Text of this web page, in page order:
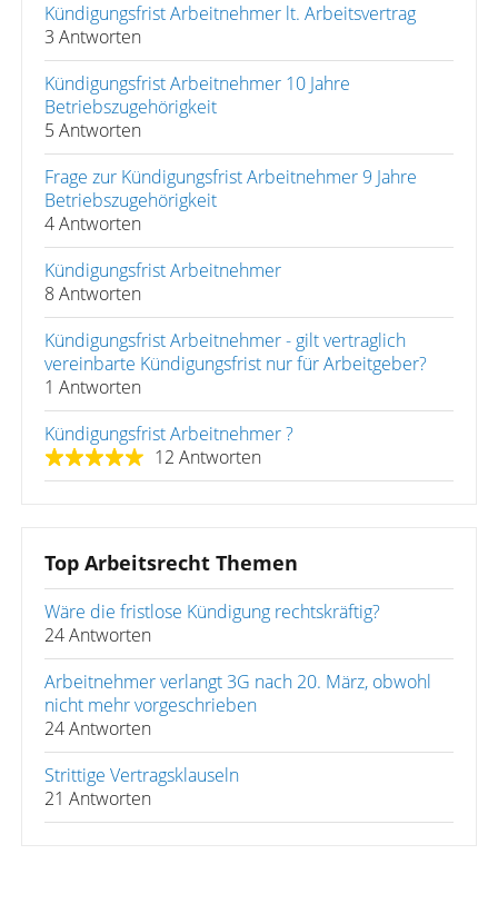
Kündigungsfrist Arbeitnehmer lt. Arbeitsvertrag
3 Antworten
Kündigungsfrist Arbeitnehmer 10 Jahre
Betriebszugehörigkeit
5 Antworten
Frage zur Kündigungsfrist Arbeitnehmer 9 Jahre
Betriebszugehörigkeit
4 Antworten
Kündigungsfrist Arbeitnehmer
8 Antworten
Kündigungsfrist Arbeitnehmer - gilt vertraglich
vereinbarte Kündigungsfrist nur für Arbeitgeber?
1 Antworten
Kündigungsfrist Arbeitnehmer ?
12 Antworten
Top Arbeitsrecht Themen
Wäre die fristlose Kündigung rechtskräftig?
24 Antworten
Arbeitnehmer verlangt 3G nach 20. März, obwohl
nicht mehr vorgeschrieben
24 Antworten
Strittige Vertragsklauseln
21 Antworten